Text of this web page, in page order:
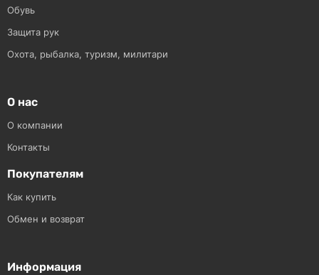
Обувь
Защита рук
Охота, рыбалка, туризм, милитари
О нас
О компании
Контакты
Покупателям
Как купить
Обмен и возврат
Информация